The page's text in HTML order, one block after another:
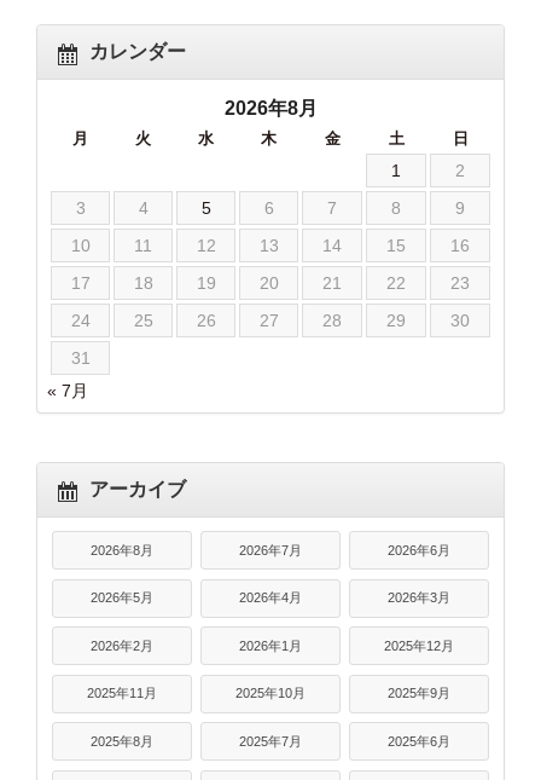
カレンダー
2026年8月
月 火 水 木 金 土 日
1
2
3
4 5 6 7 8
9
10
11 12 13 14 15
16
17
18 19 20 21 22
23
24
25 26 27 28 29
30
31
« 7月
アーカイブ
2026年8月 2026年7月 2026年6月
2026年5月 2026年4月 2026年3月
2026年2月 2026年1月 2025年12月
2025年11月 2025年10月 2025年9月
2025年8月 2025年7月 2025年6月